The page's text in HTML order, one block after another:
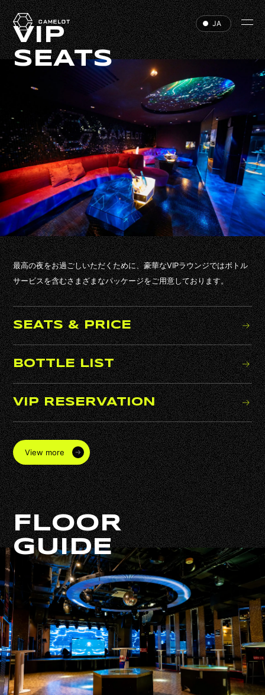
HOME
EVENTS
VIP
ABOUT
ACCESS
DJ
RECRUIT
HALL RENTAL
FAQ
CONTACT
VIP
SEATS
最高の夜をお過ごしいただくために、豪華なVIPラウンジではボトル​​
サービスを含むさまざまなパッケージをご用意しております。
SEATS & PRICE
BOTTLE LIST
VIP RESERVATION
View more
FLOOR
GUIDE
JA